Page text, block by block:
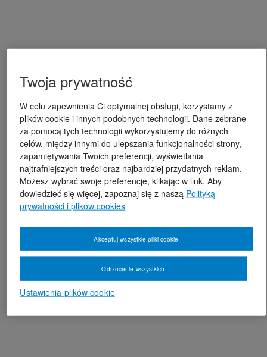
Twoja prywatność
W celu zapewnienia Ci optymalnej obsługi, korzystamy z
plików cookie i innych podobnych technologii. Dane zebrane
za pomocą tych technologii wykorzystujemy do różnych
celów, między innymi do ulepszania funkcjonalności strony,
zapamiętywania Twoich preferencji, wyświetlania
najtrafniejszych treści oraz najbardziej przydatnych reklam.
Możesz wybrać swoje preferencje, klikając w link. Aby
dowiedzieć się więcej, zapoznaj się z naszą Polityką
prywatności i plików cookies
Ustawienia plików cookie
Odrzucenie wszystkich
Akceptuj wszystkie pliki cookie